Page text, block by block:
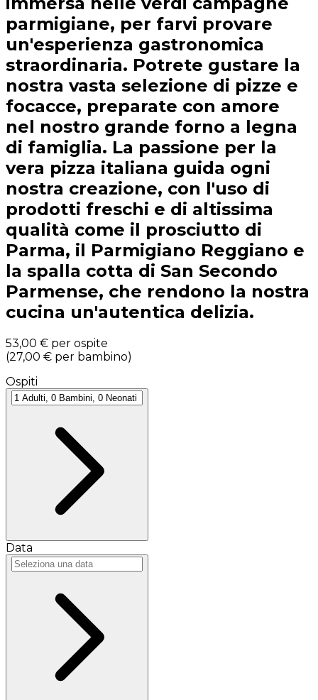
parmigiane, per farvi provare
un'esperienza gastronomica
straordinaria. Potrete gustare la
nostra vasta selezione di pizze e
focacce, preparate con amore
nel nostro grande forno a legna
di famiglia. La passione per la
vera pizza italiana guida ogni
nostra creazione, con l'uso di
prodotti freschi e di altissima
qualità come il prosciutto di
Parma, il Parmigiano Reggiano e
la spalla cotta di San Secondo
Parmense, che rendono la nostra
cucina un'autentica delizia.
53,00 € per ospite
(27,00 € per bambino)
Ospiti
Data